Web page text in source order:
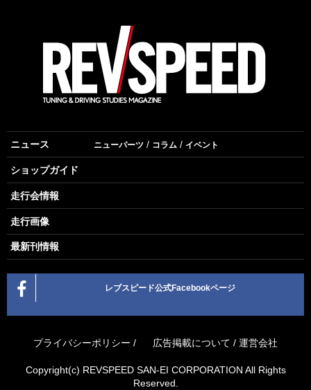
ニュース ニューパーツ コラム イベント
ショップガイド
走行会情報
走行画像
最新刊情報
レブスピード公式Facebookページ
プライバシーポリシー / 広告掲載について / 運営会社
Copyright(c) REVSPEED SAN-EI CORPORATION All Rights
Reserved.